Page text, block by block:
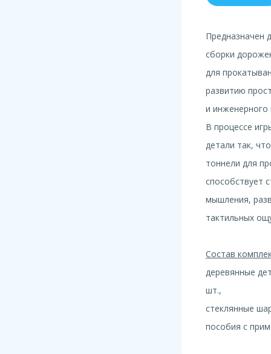
Предназначен
сборки
для
развитию
и
В процессе
детали так,
тоннели для
способствует
мышления,
тактильных
Состав
деревянные
шт.,
стеклянные
пособия с